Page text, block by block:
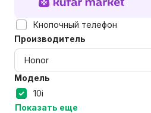
Кнопочный телефон
Производитель
Модель
10i
Показать еще